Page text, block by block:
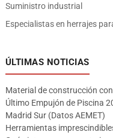
Suministro industrial
Especialistas en herrajes
ÚLTIMAS NOTICIAS
Material de construcción
Último Empujón de Piscina
Madrid Sur (Datos AEMET)
Herramientas